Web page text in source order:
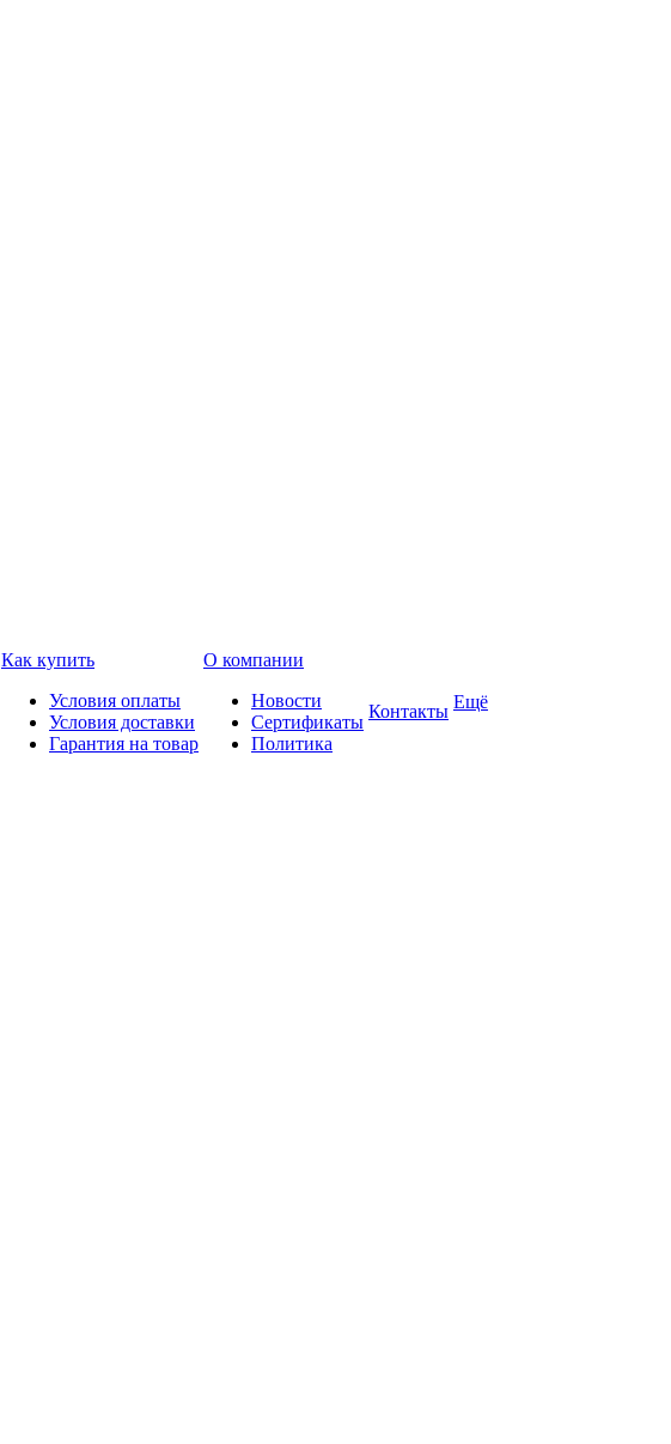
Как купить
Условия оплаты
Условия доставки
Гарантия на товар
О компании
Новости
Сертификаты
Политика
Контакты Ещё